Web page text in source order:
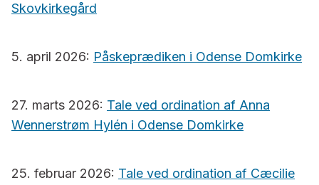
Skovkirkegård
5. april 2026: Påskeprædiken i Odense Domkirke
27. marts 2026: Tale ved ordination af Anna
Wennerstrøm Hylén i Odense Domkirke
25. februar 2026: Tale ved ordination af Cæcilie